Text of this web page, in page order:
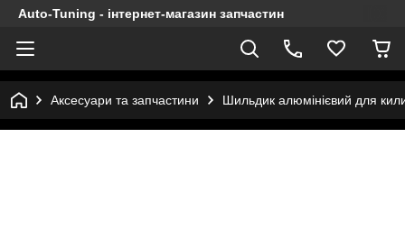
Auto-Tuning - інтернет-магазин запчастин
Аксесуари та запчастини Шильдик алюмінієвий для